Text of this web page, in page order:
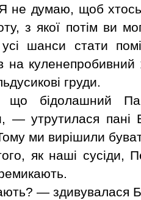
не думаю, щоб хтось
з якої потім ви
усі шанси стати
на
груди.
бідолашний
— утрутилася пані
ми вирішили
як наші сусіди,
— здивувалася